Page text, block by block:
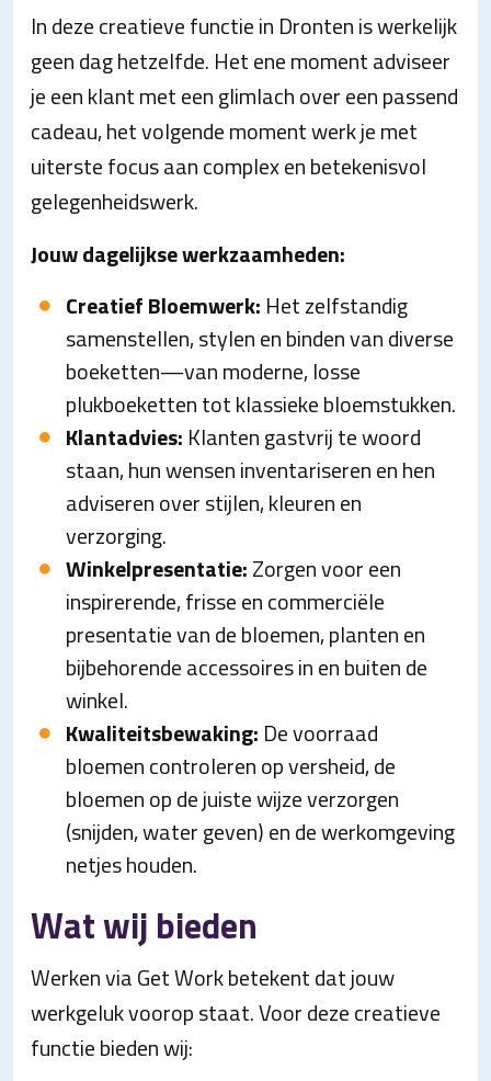
In deze creatieve functie in Dronten is werkelijk
geen dag hetzelfde. Het ene moment adviseer
je een klant met een glimlach over een passend
cadeau, het volgende moment werk je met
uiterste focus aan complex en betekenisvol
gelegenheidswerk.
Jouw dagelijkse werkzaamheden:
Creatief Bloemwerk: Het zelfstandig
samenstellen, stylen en binden van diverse
boeketten—van moderne, losse
plukboeketten tot klassieke bloemstukken.
Klantadvies: Klanten gastvrij te woord
staan, hun wensen inventariseren en hen
adviseren over stijlen, kleuren en
verzorging.
Winkelpresentatie:Zorgen voor een
inspirerende, frisse en commerciële
presentatie van de bloemen, planten en
bijbehorende accessoires in en buiten de
winkel.
Kwaliteitsbewaking: De voorraad
bloemen controleren op versheid, de
bloemen op de juiste wijze verzorgen
(snijden, water geven) en de werkomgeving
netjes houden.
Wat wij bieden
Werken via Get Work betekent dat jouw
werkgeluk voorop staat. Voor deze creatieve
functie bieden wij: